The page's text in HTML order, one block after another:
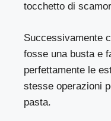
tocchetto di
Successivamente
fosse una busta e
perfettamente le
stesse operazioni
pasta.